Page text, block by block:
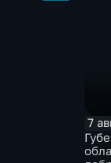
7